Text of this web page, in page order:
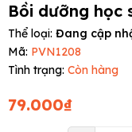
Bồi dưỡng học
Thể loại: Đang cập
Mã: PVN1208
Tình trạng: Còn hàng
79.000₫